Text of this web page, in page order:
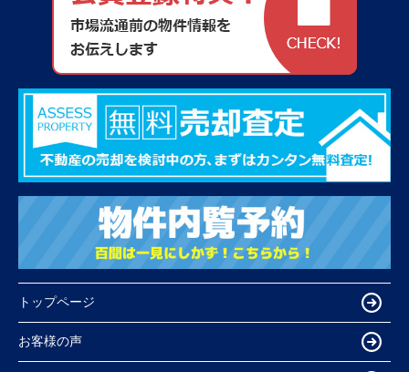
トップページ
お客様の声